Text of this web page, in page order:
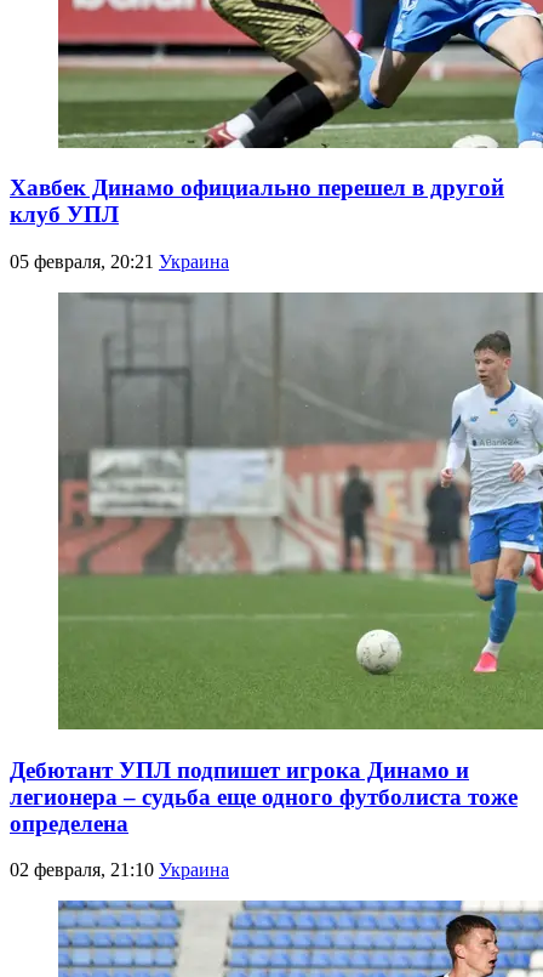
Хавбек Динамо официально перешел в другой
клуб УПЛ
05 февраля, 20:21 Украина
Дебютант УПЛ подпишет игрока Динамо и
легионера – судьба еще одного футболиста тоже
определена
02 февраля, 21:10 Украина